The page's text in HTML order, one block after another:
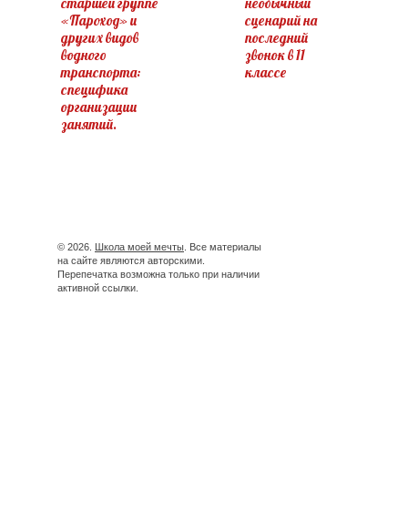
старшей группе
«Пароход» и
других видов
водного
транспорта:
специфика
организации
занятий.
необычный
сценарий на
последний
звонок в 11
классе
© 2026. Школа моей мечты. Все материалы
на сайте являются авторскими.
Перепечатка возможна только при наличии
активной ссылки.